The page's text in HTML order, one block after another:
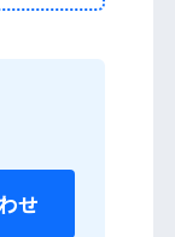
せ